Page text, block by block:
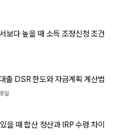
보다 높을 때 소득 조정신청 조건
출 DSR 한도와 자금계획 계산법
일
을 때 합산 정산과 IRP 수령 차이